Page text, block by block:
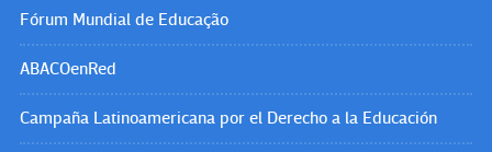
Fórum Mundial de Educação
ABACOenRed
Campaña Latinoamericana por el Derecho a la Educación